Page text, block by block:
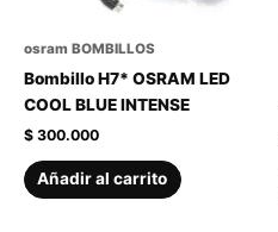
osram BOMBILLOS
Bombillo H7* OSRAM LED
COOL BLUE INTENSE
$ 300.000
Añadir al carrito